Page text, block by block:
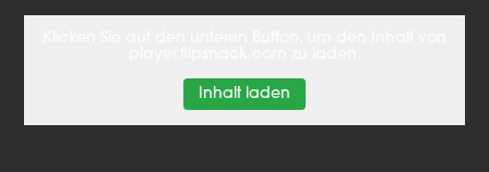
Inhalt laden